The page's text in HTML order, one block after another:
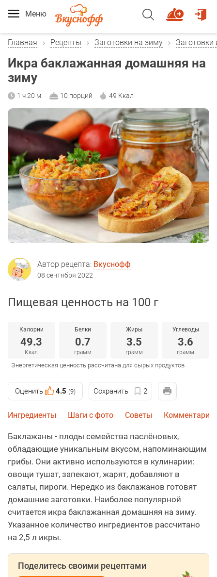
Меню
Главная Рецепты Заготовки на зиму Заготовки
Икра баклажанная домашняя на
зиму
1 ч 20 м 10 порций 49 Ккал
Автор рецепта: Вкуснофф
08 сентября 2022
Пищевая ценность на 100 г
Калории
49.3
Ккал
Белки
0.7
грамм
Жиры
3.5
грамм
Углеводы
3.6
грамм
Энергетическая ценность рассчитана для сырых продуктов
Оценить 4.5 (9) Сохранить 2
Ингредиенты Шаги с фото Советы Комментарии
Баклажаны - плоды семейства паслёновых,
обладающие уникальным вкусом, напоминающим
грибы. Они активно используются в кулинарии:
овощи тушат, запекают, жарят, добавляют в
салаты, пироги. Нередко из баклажанов готовят
домашние заготовки. Наиболее популярной
считается икра баклажанная домашняя на зиму.
Указанное количество ингредиентов рассчитано
на 2,5 л икры.
Поделитесь своими рецептами